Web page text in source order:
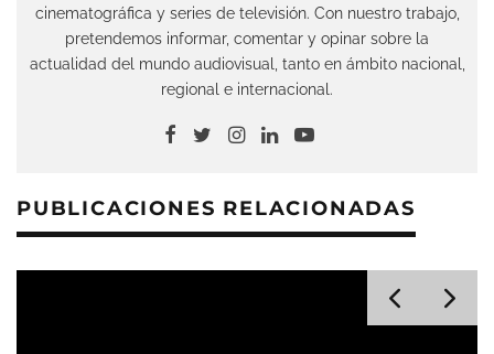
cinematográfica y series de televisión. Con nuestro trabajo,
pretendemos informar, comentar y opinar sobre la
actualidad del mundo audiovisual, tanto en ámbito nacional,
regional e internacional.
PUBLICACIONES RELACIONADAS